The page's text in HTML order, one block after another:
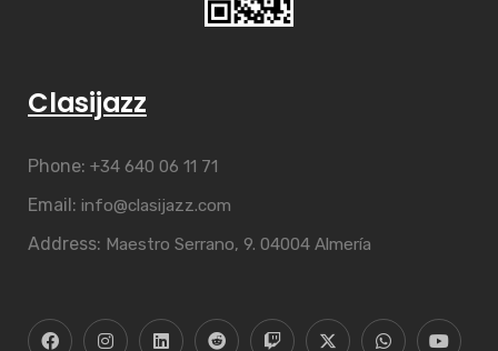
Clasijazz
Phone: +34 640 06 11 71
Email: info@clasijazz.com
Address: Maestro Serrano, 9. 04004 Almería